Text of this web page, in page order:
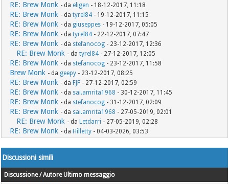
RE: Brew Monk - da eligen - 18-12-2017, 11:18
RE: Brew Monk - datyrel84 - 19-12-2017, 11:15
RE: Brew Monk - da giuseppes - 19-12-2017, 05:05
RE: Brew Monk - datyrel84 - 22-12-2017, 07:47
RE: Brew Monk - da stefanocog - 23-12-2017, 12:36
RE: Brew Monk - datyrel84 - 27-12-2017, 12:05
RE: Brew Monk - da stefanocog - 23-12-2017, 11:58
Brew Monk - da geepy - 23-12-2017, 08:25
RE: Brew Monk - da FJF - 27-12-2017, 02:59
RE: Brew Monk - da sai.amrita1968 - 30-12-2017, 11:45
RE: Brew Monk - da stefanocog - 31-12-2017, 02:09
RE: Brew Monk - da sai.amrita1968 - 27-05-2019, 02:01
RE: Brew Monk - da Letdarri - 27-05-2019, 02:28
RE: Brew Monk - da Hilletty - 04-03-2026, 03:53
Discussioni simili
Discussione / Autore Ultimo messaggio